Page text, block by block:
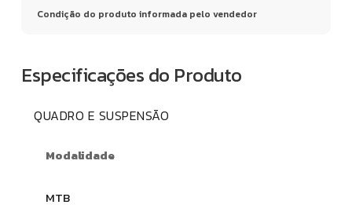
Condição do produto informada pelo vendedor
Especificações do Produto
QUADRO E SUSPENSÃO
Modalidade
MTB